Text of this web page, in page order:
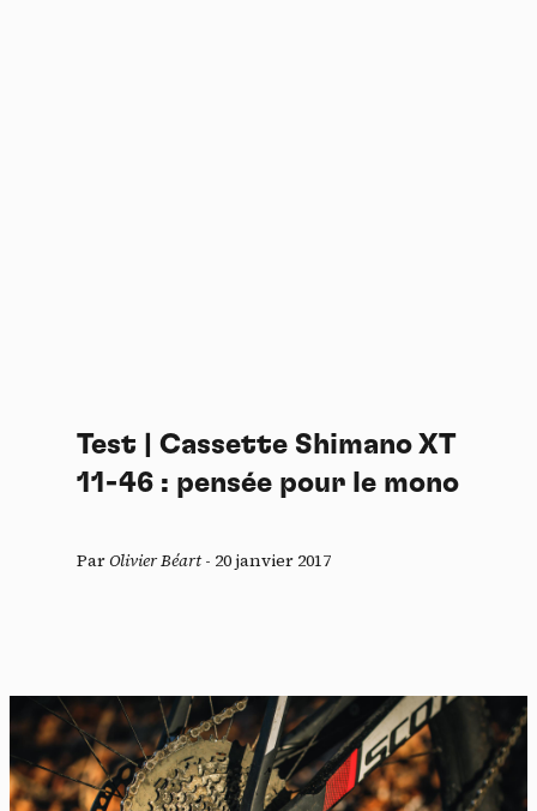
Test | Cassette Shimano XT
11-46 : pensée pour le mono
ParOlivier Béart- 20 janvier 2017